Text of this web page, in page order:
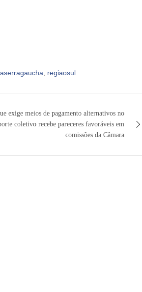
regiaosul
exige meios de pagamento alternativos no
coletivo recebe pareceres favoráveis em
comissões da Câmara